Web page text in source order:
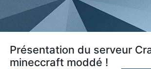
Présentation du serveur
mineccraft moddé !